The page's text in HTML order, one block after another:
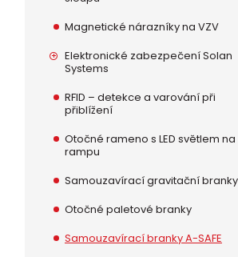
Magnetické nárazníky na VZV
Elektronické zabezpečení Solan
Systems
RFID – detekce a varování při
přiblížení
Otočné rameno s LED světlem na
rampu
Samouzavírací gravitační branky
Otočné paletové branky
Samouzavírací branky A-SAFE